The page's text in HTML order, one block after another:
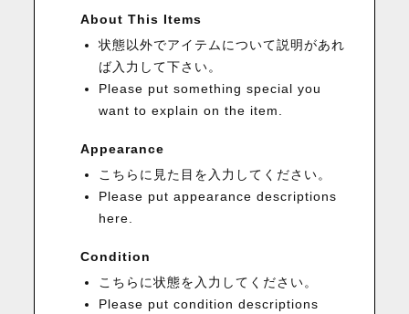
About This Items
状態以外でアイテムについて説明があれ
ば入力して下さい。
Please put something special you
want to explain on the item.
Appearance
こちらに見た目を入力してください。
Please put appearance descriptions
here.
Condition
こちらに状態を入力してください。
Please put condition descriptions